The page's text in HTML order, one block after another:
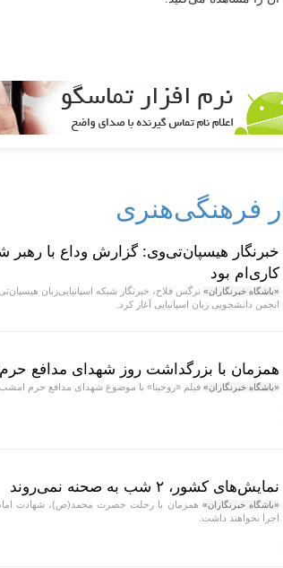
فرهنگی‌هنری
خبرنگار هیسپان‌تی‌وی: گزارش وداع با رهبر
کاری‌ام بود
«باشگاه خبرنگاران» نرگس فلاح، خبرنگار شبکه اسپانیایی‌زبان
انجمن دانشجویی زبان اسپانیایی آغاز کرد.
همزمان با بزرگداشت روز شهدای مدافع
«باشگاه خبرنگاران» فیلم «روحینا» با موضوع شهدای مدافع حرم
نمایش‌های کشور، ٢ شب به صحنه نمی‌روند
«باشگاه خبرنگاران»
اجرا نخواهند داشت.